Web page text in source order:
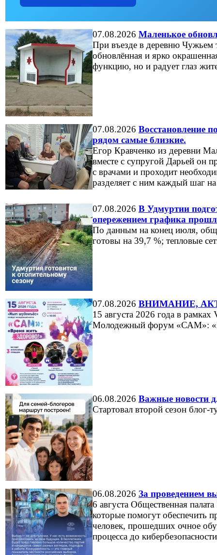
07.08.2026 Маленькое
При въезде в деревню Чужьем
обновлённая и ярко
функцию, но и радует глаз
07.08.2026 Восстановление
рядом самые близкие.
Егор Кравченко из деревни
вместе с супругой Дарьей он
с врачами и проходит
разделяет с ним каждый шаг
07.08.2026 В Удмуртии
опережением графика
По данным на конец июля,
готовы на 39,7 %; тепловые
07.08.2026 ВНИМАНИЕ,
15 августа 2026 года в
Молодежный форум «САМ»:
06.08.2026 Важные новости
Стартовал второй сезон
06.08.2026 За проведением
6 августа Общественная
которые помогут обеспечить
человек, прошедших очное
процесса до